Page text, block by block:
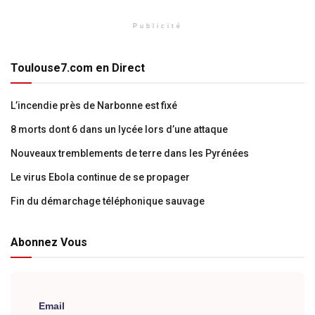
Publicité
Toulouse7.com en Direct
L’incendie près de Narbonne est fixé
8 morts dont 6 dans un lycée lors d’une attaque
Nouveaux tremblements de terre dans les Pyrénées
Le virus Ebola continue de se propager
Fin du démarchage téléphonique sauvage
Abonnez Vous
Email